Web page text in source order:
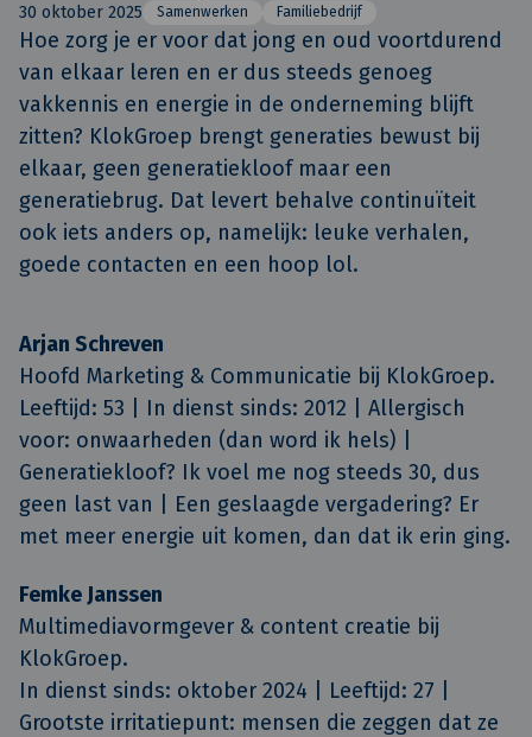
30 oktober 2025 Samenwerken Familiebedrijf
Hoe zorg je er voor dat jong en oud voortdurend
van elkaar leren en er dus steeds genoeg
vakkennis en energie in de onderneming blijft
zitten? KlokGroep brengt generaties bewust bij
elkaar, geen generatiekloof maar een
generatiebrug. Dat levert behalve continuïteit
ook iets anders op, namelijk: leuke verhalen,
goede contacten en een hoop lol.
Arjan Schreven
Hoofd Marketing & Communicatie bij KlokGroep.
Leeftijd: 53 | In dienst sinds: 2012 | Allergisch
voor: onwaarheden (dan word ik hels) |
Generatiekloof? Ik voel me nog steeds 30, dus
geen last van | Een geslaagde vergadering? Er
met meer energie uit komen, dan dat ik erin ging.
Femke Janssen
Multimediavormgever & content creatie bij
KlokGroep.
In dienst sinds: oktober 2024 | Leeftijd: 27 |
Grootste irritatiepunt: mensen die zeggen dat ze